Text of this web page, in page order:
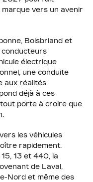
vers un avenir
Boisbriand et
conducteurs
électrique
une conduite
aux réalités
déjà à ces
porte à croire que
les véhicules
rapidement.
13 et 440, la
de Laval,
Nord et même des